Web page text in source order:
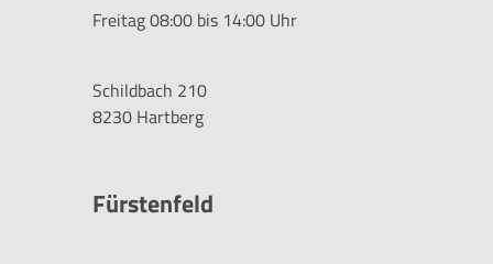
Freitag 08:00 bis 14:00 Uhr
Schildbach 210
8230 Hartberg
Fürstenfeld